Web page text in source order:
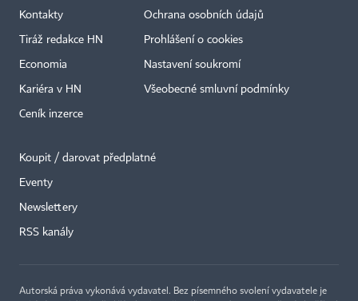
Kontakty
Tiráž redakce HN
Economia
Kariéra v HN
Ceník inzerce
Ochrana osobních údajů
Prohlášení o cookies
Nastavení soukromí
Všeobecné smluvní podmínky
Koupit / darovat předplatné
Eventy
Newslettery
RSS kanály
Autorská práva vykonává vydavatel. Bez písemného svolení vydavatele je